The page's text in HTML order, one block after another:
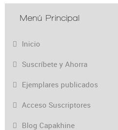
Menú Principal
Inicio
Suscríbete y Ahorra
Ejemplares publicados
Acceso Suscriptores
Blog Capakhine